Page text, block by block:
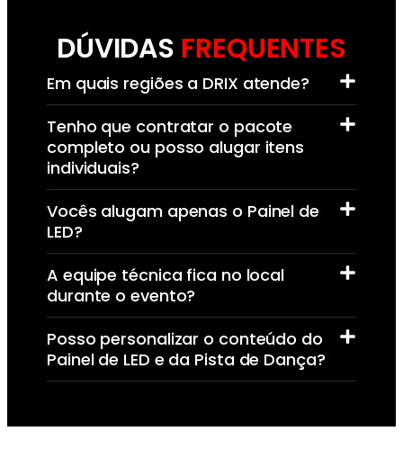
DÚVIDAS FREQUENTES
Em quais regiões a DRIX atende?
Tenho que contratar o pacote
completo ou posso alugar itens
individuais?
Vocês alugam apenas o Painel de
LED?
A equipe técnica fica no local
durante o evento?
Posso personalizar o conteúdo do
Painel de LED e da Pista de Dança?